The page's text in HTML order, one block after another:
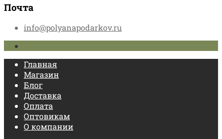
Почта
info@polyanapodarkov.ru
Главная
Магазин
Блог
Доставка
Оплата
Оптовикам
О компании